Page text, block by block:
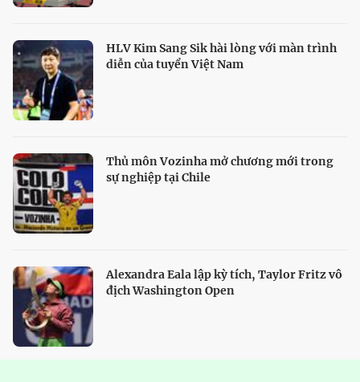
HLV Kim Sang Sik hài lòng với màn trình
diễn của tuyển Việt Nam
Thủ môn Vozinha mở chương mới trong
sự nghiệp tại Chile
Alexandra Eala lập kỳ tích, Taylor Fritz vô
địch Washington Open